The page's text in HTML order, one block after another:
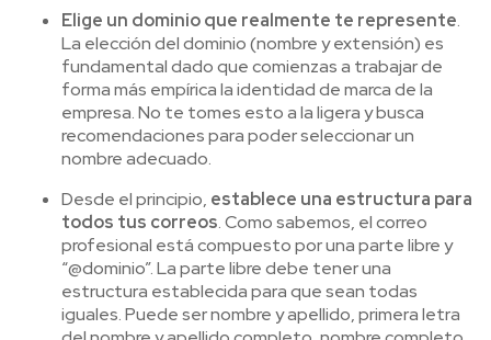
Elige un dominio que realmente te represente.
La elección del dominio (nombre y extensión) es
fundamental dado que comienzas a trabajar de
forma más empírica la identidad de marca de la
empresa. No te tomes esto a la ligera y busca
recomendaciones para poder seleccionar un
nombre adecuado.
Desde el principio, establece una estructura para
todos tus correos. Como sabemos, el correo
profesional está compuesto por una parte libre y
“@dominio”. La parte libre debe tener una
estructura establecida para que sean todas
iguales. Puede ser nombre y apellido, primera letra